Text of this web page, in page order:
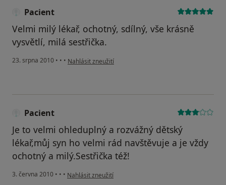
Pacient
Velmi milý lékař, ochotný, sdílný, vše krásně
vysvětlí, milá sestřička.
23. srpna 2010 • • • podle názoru uživatele Pacient
Nahlásit zneužití
Pacient
Je to velmi ohleduplný a rozvážný dětský
lékař,můj syn ho velmi rád navštěvuje a je vždy
ochotný a milý.Sestřička též!
3. června 2010 • • • podle názoru uživatele Pacient
Nahlásit zneužití